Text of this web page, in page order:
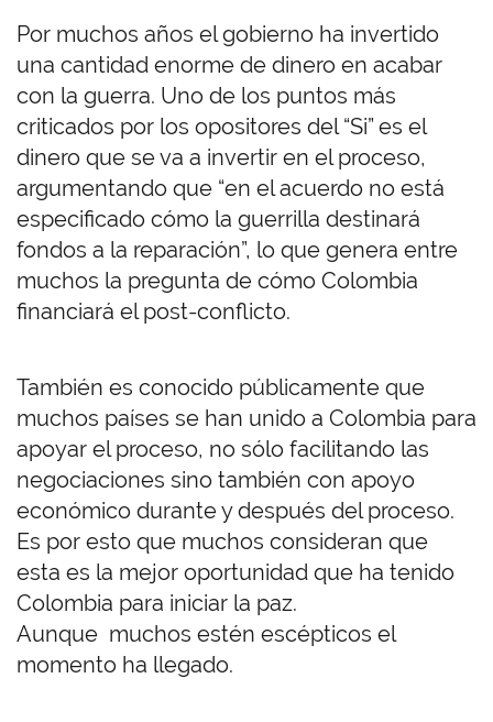
Por muchos años el gobierno ha invertido
una cantidad enorme de dinero en acabar
con la guerra. Uno de los puntos más
criticados por los opositores del “Si” es el
dinero que se va a invertir en el proceso,
argumentando que “en el acuerdo no está
especificado cómo la guerrilla destinará
fondos a la reparación”, lo que genera entre
muchos la pregunta de cómo Colombia
financiará el post-conflicto.
También es conocido públicamente que
muchos países se han unido a Colombia para
apoyar el proceso, no sólo facilitando las
negociaciones sino también con apoyo
económico durante y después del proceso.
Es por esto que muchos consideran que
esta es la mejor oportunidad que ha tenido
Colombia para iniciar la paz.
Aunque muchos estén escépticos el
momento ha llegado.